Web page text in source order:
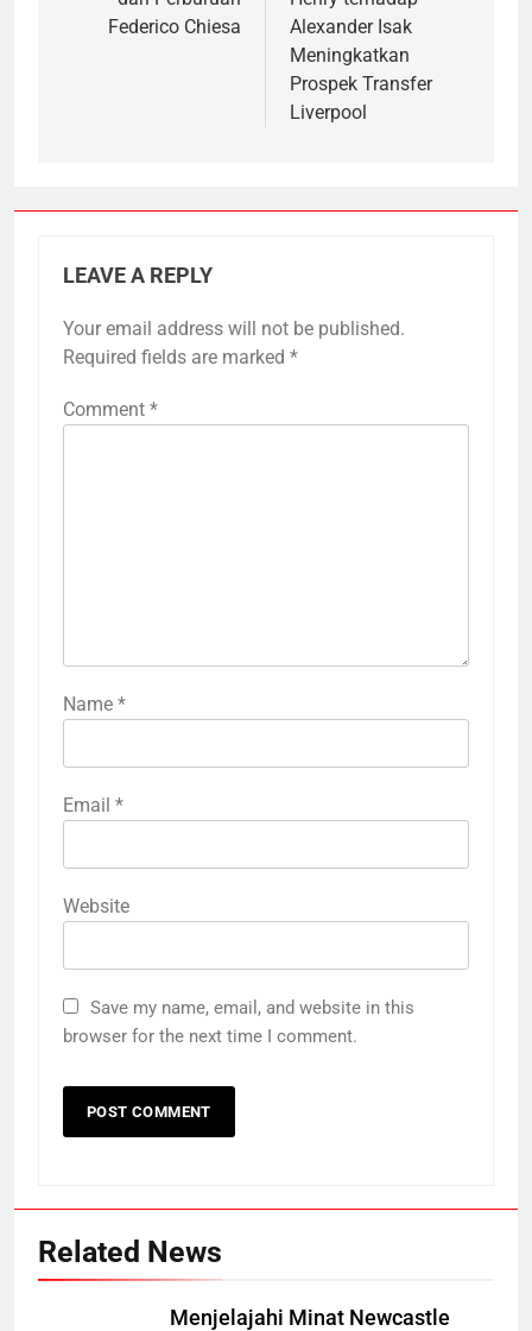
Federico Chiesa
Alexander Isak
Meningkatkan
Prospek Transfer
Liverpool
LEAVE A REPLY
Your email address will not be published.
Required fields are marked *
Comment *
Name *
Email *
Website
Save my name, email, and website in this
browser for the next time I comment.
Related News
Menjelajahi Minat Newcastle